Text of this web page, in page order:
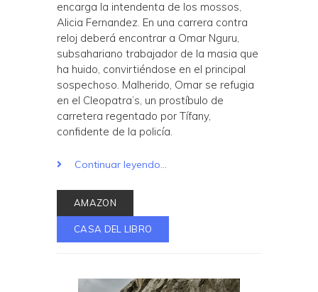
encarga la intendenta de los mossos,
Alicia Fernandez. En una carrera contra
reloj deberá encontrar a Omar Nguru,
subsahariano trabajador de la masia que
ha huido, convirtiéndose en el principal
sospechoso. Malherido, Omar se refugia
en el Cleopatra’s, un prostíbulo de
carretera regentado por Tífany,
confidente de la policía.
Continuar leyendo...
AMAZON
CASA DEL LIBRO